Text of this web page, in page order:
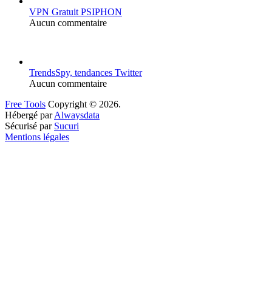
VPN Gratuit PSIPHON
Aucun commentaire
TrendsSpy, tendances Twitter
Aucun commentaire
Free Tools Copyright © 2026.
Hébergé parAlwaysdata
Sécurisé par Sucuri
Mentions légales